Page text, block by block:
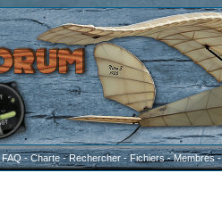
FAQ-Charte-Rechercher-Fichiers-Membres